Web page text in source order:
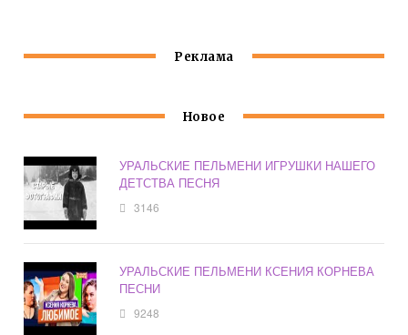
Реклама
Новое
УРАЛЬСКИЕ ПЕЛЬМЕНИ ИГРУШКИ НАШЕГО
ДЕТСТВА ПЕСНЯ
3146
УРАЛЬСКИЕ ПЕЛЬМЕНИ КСЕНИЯ КОРНЕВА
ПЕСНИ
9248